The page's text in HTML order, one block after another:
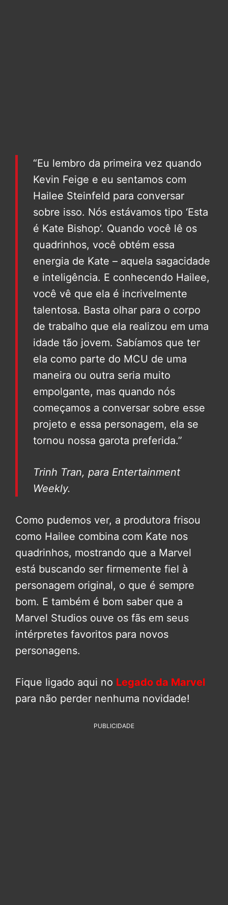
“Eu lembro da primeira vez quando
Kevin Feige e eu sentamos com
Hailee Steinfeld para conversar
sobre isso. Nós estávamos tipo ‘Esta
é Kate Bishop’. Quando você lê os
quadrinhos, você obtém essa
energia de Kate – aquela sagacidade
e inteligência. E conhecendo Hailee,
você vê que ela é incrivelmente
talentosa. Basta olhar para o corpo
de trabalho que ela realizou em uma
idade tão jovem. Sabíamos que ter
ela como parte do MCU de uma
maneira ou outra seria muito
empolgante, mas quando nós
começamos a conversar sobre esse
projeto e essa personagem, ela se
tornou nossa garota preferida.”
Trinh Tran, para Entertainment
Weekly.
Como pudemos ver, a produtora frisou
como Hailee combina com Kate nos
quadrinhos, mostrando que a Marvel
está buscando ser firmemente fiel à
personagem original, o que é sempre
bom. E também é bom saber que a
Marvel Studios ouve os fãs em seus
intérpretes favoritos para novos
personagens.
Fique ligado aqui no Legado da Marvel
para não perder nenhuma novidade!
PUBLICIDADE